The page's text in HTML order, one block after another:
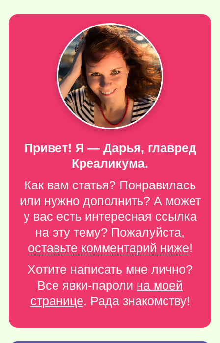
Привет! Я — Дарья, главред
Креаликума.
Как вам статья? Понравилась
или нужно дополнить? А может
у вас есть интересная ссылка
на эту тему? Пожалуйста,
оставьте комментарий ниже!
Хотите написать мне лично?
Все явки-пароли на моей
странице. Рада знакомству!